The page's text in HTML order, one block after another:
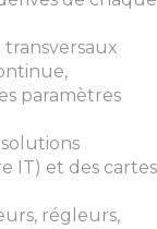
paramètres
IT) et des cartes
régleurs,